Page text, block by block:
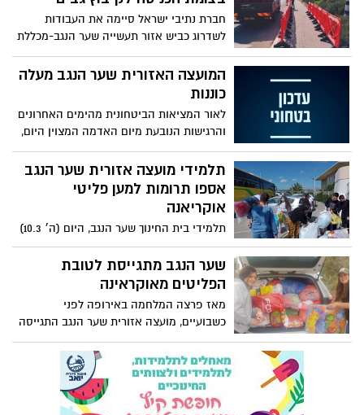
הקבוצה המיוחדת הזו ומרגישים ברי מזל
לגרום להם להרגיש שייכות וחלק בלתי נפרד
מהמרוץ".
חברת נתיבי ישראל סיימה את העבודות
לשדרוג כביש אזור תעשייה שער הנגב-מכללת
ספיר (232) כביש הדמים שגבה קורבנות רבים.
בפרויקט שעלותו 10 מיליון שקלים הוקמו שני
מעגלי תנועה מצפון ומדרום. בימים אלה
בצומת הכניסה לקיבוץ גבים .
המועצה האזורית שער הנגב מעלה
כוננות
לאור המציאות הביטחונית מהימים האחרונים
והרגישות הנובעת מיום האדמה המצוין היום,
קיימתי הערכת מצב והתייעצות עם מנכ"לית
המועצה וגורמי המועצה
תלמידי מועצה אזורית שער הנגב
אספו תרומות למען פליטי
אוקריאנה
תלמידי בית החינוך שער הנגב, היום (ה׳ 10.3)
בצהריים יצאו לדרכן באוטובוסי המועצה, יחד
עם מאות חבילות שנאספו במהלך השבוע
האחרון על ידי תושבי המועצה.
שער הנגב מתגייסת לטובת
הפליטים מאוקראינה
מאז פרצה המלחמה באירופה לפני
כשבועיים, מועצה אזורית שער הנגב התגייסה
לטובת הפליטים- הן בארץ והן בגבולות
אירופה השונים. בשבוע האחרון אספו תלמידי
בית החינוך שער הנגב מאות ארגזים של ציוד
חורף המיועדים להגיע בסיוע הסוכנות
היהודית לפליטים בגבולות אוקראינה. בנוסף,